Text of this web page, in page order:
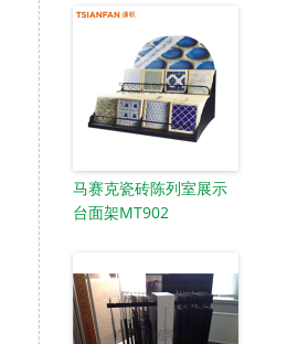
马赛克瓷砖陈列室展示
台面架MT902